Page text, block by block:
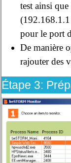
test ainsi
(192.168.1.1
pour le port
De manière
rajouter des
Étape 3: